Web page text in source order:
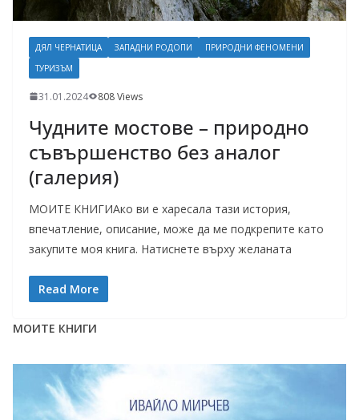
ДЯЛ ЧЕРНАТИЦА ЗАПАДНИ РОДОПИ
ПРИРОДНИ ФЕНОМЕНИ
ТУРИЗЪМ
31.01.2024 808 Views
Чудните мостове – природно
съвършенство без аналог
(галерия)
МОИТЕ КНИГИАко ви е харесала тази история,
впечатление, описание, може да ме подкрепите като
закупите моя книга. Натиснете върху желаната
Read More
МОИТЕ КНИГИ